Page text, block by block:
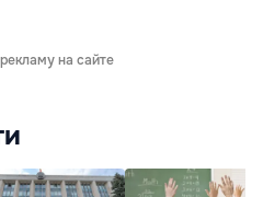
на сайте